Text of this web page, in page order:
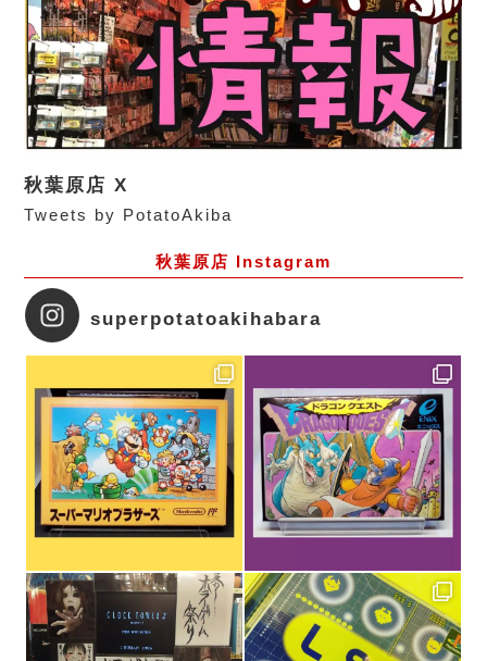
秋葉原店 X
Tweets by PotatoAkiba
秋葉原店 Instagram
superpotatoakihabara